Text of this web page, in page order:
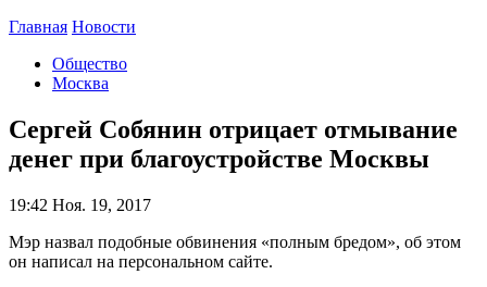
Главная Новости
Общество
Москва
Сергей Собянин отрицает отмывание
денег при благоустройстве Москвы
19:42 Ноя. 19, 2017
Мэр назвал подобные обвинения «полным бредом», об этом
он написал на персональном сайте.